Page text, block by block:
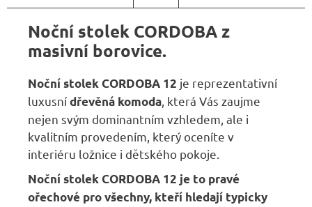
Noční stolek CORDOBAz
masivní borovice.
Noční stolekCORDOBA 12 je reprezentativní
luxusnídřevěná komoda, která Vás zaujme
nejen svým dominantním vzhledem, ale i
kvalitním provedením, který oceníte v
interiéru ložnice i dětského pokoje.
Noční stolekCORDOBA 12 je to pravé
ořechové pro všechny, kteří hledají typicky